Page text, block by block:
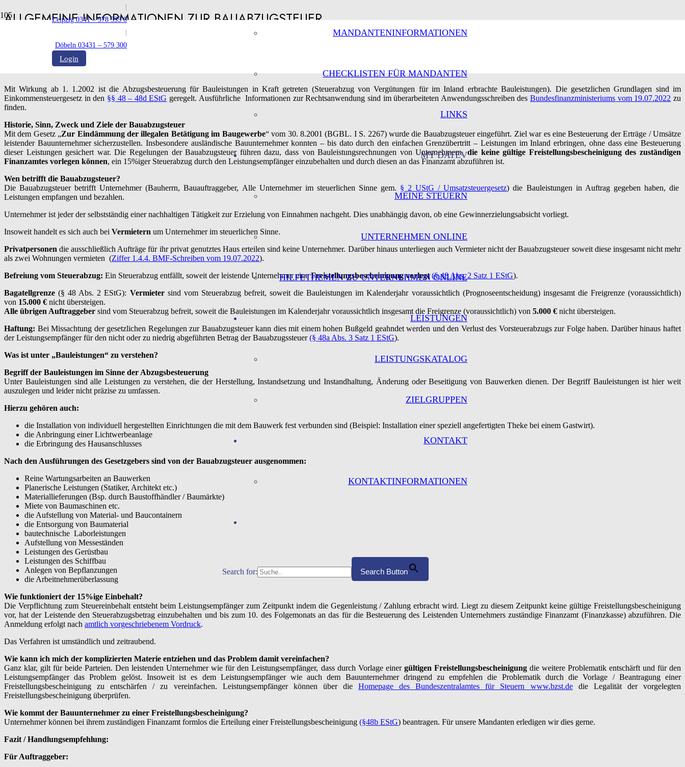
Leipzig 0341 – 978 535 0
Döbeln 03431 – 579 300
Login
MANDANTENINFORMATIONEN
CHECKLISTEN FÜR MANDANTEN
LINKS
MY DATEV
MEINE STEUERN
UNTERNEHMEN ONLINE
HILFETHEMEN ZU UNTERNEHMEN ONLINE
LEISTUNGEN
LEISTUNGSKATALOG
ZIELGRUPPEN
KONTAKT
KONTAKTINFORMATIONEN
Search for: Search Button
ALLGEMEINE INFORMATIONEN ZUR BAUABZUGSTEUER
Mit Wirkung ab 1. 1.2002 ist die Abzugsbesteuerung für Bauleistungen in Kraft getreten (Steuerabzug von Vergütungen für im Inland erbrachte Bauleistungen). Die gesetzlichen Grundlagen sind im
Einkommensteuergesetz in den §§ 48 – 48d EStG geregelt. Ausführliche Informationen zur Rechtsanwendung sind im überarbeiteten Anwendungsschreiben desBundesfinanzministeriums vom 19.07.2022 zu
finden.
Historie, Sinn, Zweck und Ziele der Bauabzugsteuer
Mit dem Gesetz „Zur Eindämmung der illegalen Betätigung im Baugewerbe“ vom 30. 8.2001 (BGBL. I S. 2267) wurde die Bauabzugsteuer eingeführt. Ziel war es eine Besteuerung der Erträge / Umsätze
leistender Bauunternehmer sicherzustellen. Insbesondere ausländische Bauunternehmer konnten – bis dato durch den einfachen Grenzübertritt – Leistungen im Inland erbringen, ohne dass eine Besteuerung
dieser Leistungen gesichert war. Die Regelungen der Bauabzugsteuer führen dazu, dass von Bauleistungsrechnungen von Unternehmern,die keine gültige Freistellungsbescheinigung des zuständigen
Finanzamtes vorlegen können, ein 15%iger Steuerabzug durch den Leistungsempfänger einzubehalten und durch diesen an das Finanzamt abzuführen ist.
Wen betrifft die Bauabzugsteuer?
Die Bauabzugsteuer betrifft Unternehmer (Bauherrn, Bauauftraggeber, Alle Unternehmer im steuerlichen Sinne gem. § 2 UStG / Umsatzsteuergesetz) die Bauleistungen in Auftrag gegeben haben, die
Leistungen empfangen und bezahlen.
Unternehmer ist jeder der selbstständig einer nachhaltigen Tätigkeit zur Erzielung von Einnahmen nachgeht. Dies unabhängig davon, ob eine Gewinnerzielungsabsicht vorliegt.
Insoweit handelt es sich auch bei Vermietern um Unternehmer im steuerlichen Sinne.
Privatpersonen die ausschließlich Aufträge für ihr privat genutztes Haus erteilen sind keine Unternehmer. Darüber hinaus unterliegen auch Vermieter nicht der Bauabzugsteuer soweit diese insgesamt nicht mehr
als zwei Wohnungen vermieten (Ziffer 1.4.4. BMF-Schreiben vom 19.07.2022).
Befreiung vom Steuerabzug: Ein Steuerabzug entfällt, soweit der leistende Unternehmer eineFreistellungsbescheinigung vorlegt (§ 48 Abs. 2 Satz 1 EStG).
Bagatellgrenze(§ 48 Abs. 2 EStG): Vermietersind vom Steuerabzug befreit, soweit die Bauleistungen im Kalenderjahr voraussichtlich (Prognoseentscheidung) insgesamt die Freigrenze (voraussichtlich)
von 15.000 € nicht übersteigen.
Alle übrigen Auftraggeber sind vom Steuerabzug befreit, soweit die Bauleistungen im Kalenderjahr voraussichtlich insgesamt die Freigrenze (voraussichtlich) von 5.000 € nicht übersteigen.
Haftung: Bei Missachtung der gesetzlichen Regelungen zur Bauabzugsteuer kann dies mit einem hohen Bußgeld geahndet werden und den Verlust des Vorsteuerabzugs zur Folge haben. Darüber hinaus haftet
der Leistungsempfänger für den nicht oder zu niedrig abgeführten Betrag der Bauabzugssteuer(§ 48a Abs. 3 Satz 1 EStG).
Was ist unter „Bauleistungen“ zu verstehen?
Begriff der Bauleistungen im Sinne der Abzugsbesteuerung
Unter Bauleistungen sind alle Leistungen zu verstehen, die der Herstellung, Instandsetzung und Instandhaltung, Änderung oder Beseitigung von Bauwerken dienen. Der Begriff Bauleistungen ist hier weit
auszulegen und leider nicht präzise zu umfassen.
Hierzu gehören auch:
die Installation von individuell hergestellten Einrichtungen die mit dem Bauwerk fest verbunden sind (Beispiel: Installation einer speziell angefertigten Theke bei einem Gastwirt).
die Anbringung einer Lichtwerbeanlage
die Erbringung des Hausanschlusses
Nach den Ausführungen des Gesetzgebers sind von der Bauabzugsteuer ausgenommen:
Reine Wartungsarbeiten an Bauwerken
Planerische Leistungen (Statiker, Architekt etc.)
Materiallieferungen (Bsp. durch Baustoffhändler / Baumärkte)
Miete von Baumaschinen etc.
die Aufstellung von Material- und Baucontainern
die Entsorgung von Baumaterial
bautechnische Laborleistungen
Aufstellung von Messeständen
Leistungen des Gerüstbau
Leistungen des Schiffbau
Anlegen von Bepflanzungen
die Arbeitnehmerüberlassung
Wie funktioniert der 15%ige Einbehalt?
Die Verpflichtung zum Steuereinbehalt entsteht beim Leistungsempfänger zum Zeitpunkt indem die Gegenleistung / Zahlung erbracht wird. Liegt zu diesem Zeitpunkt keine gültige Freistellungsbescheinigung
vor, hat der Leistende den Steuerabzugsbetrag einzubehalten und bis zum 10. des Folgemonats an das für die Besteuerung des Leistenden Unternehmers zuständige Finanzamt (Finanzkasse) abzuführen. Die
Anmeldung erfolgt nach amtlich vorgeschriebenem Vordruck.
Das Verfahren ist umständlich und zeitraubend.
Wie kann ich mich der komplizierten Materie entziehen und das Problem damit vereinfachen?
Ganz klar, gilt für beide Parteien. Den leistenden Unternehmer wie für den Leistungsempfänger, dass durch Vorlage einer gültigen Freistellungsbescheinigungdie weitere Problematik entschärft und für den
Leistungsempfänger das Problem gelöst. Insoweit ist es dem Leistungsempfänger wie auch dem Bauunternehmer dringend zu empfehlen die Problematik durch die Vorlage / Beantragung einer
Freistellungsbescheinigung zu entschärfen / zu vereinfachen. Leistungsempfänger können über dieHomepage des Bundeszentralamtes für Steuern www.bzst.dedie Legalität der vorgelegten
Freistellungsbescheinigung überprüfen.
Wie kommt der Bauunternehmer zu einer Freistellungsbescheinigung?
Unternehmer können bei ihrem zuständigen Finanzamt formlos die Erteilung einer Freistellungsbescheinigung (§48b EStG) beantragen. Für unsere Mandanten erledigen wir dies gerne.
Fazit / Handlungsempfehlung:
Für Auftraggeber: